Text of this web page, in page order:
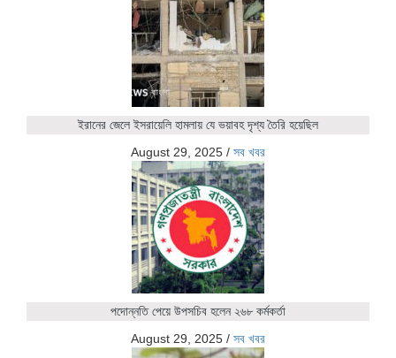
ইরানের জেলে ইসরায়েলি হামলায় যে ভয়াবহ দৃশ্য তৈরি হয়েছিল
August 29, 2025 / সব খবর
পদোন্নতি পেয়ে উপসচিব হলেন ২৬৮ কর্মকর্তা
August 29, 2025 / সব খবর